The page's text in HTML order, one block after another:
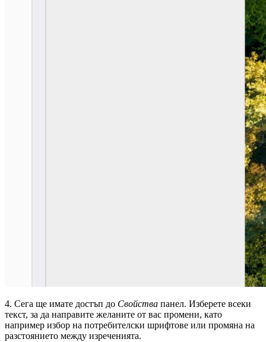
4. Сега ще имате достъп до Свойства панел. Изберете всеки
текст, за да направите желаните от вас промени, като
например избор на потребителски шрифтове или промяна на
разстоянието между изреченията.